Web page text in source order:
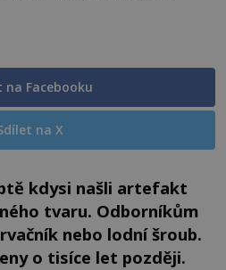
na Facebooku
na X
kdysi našli artefakt
tvaru. Odborníkům
nebo lodní šroub.
o tisíce let později.